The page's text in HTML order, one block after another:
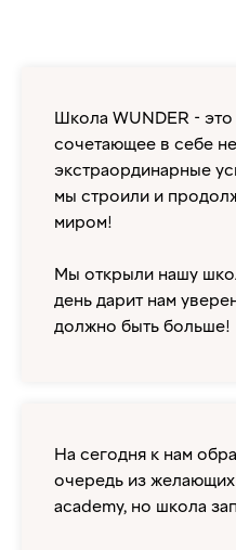
Школа WUNDER -
сочетающее в себе
экстраординарные
мы строили и
миром!
Мы открыли нашу
день дарит нам
должно быть больше!
На сегодня к нам
очередь из желающих
academy, но школа